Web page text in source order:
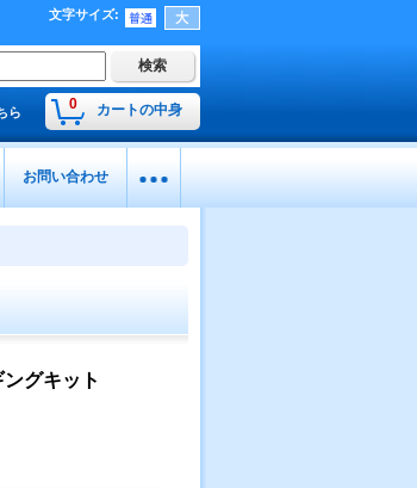
文字サイズ:
0 カートの中身
ら
お問い合わせ
グキット